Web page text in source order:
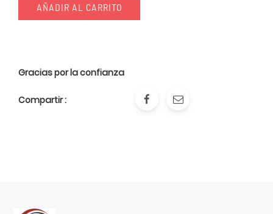
AÑADIR AL CARRITO
Gracias por la confianza
Compartir :